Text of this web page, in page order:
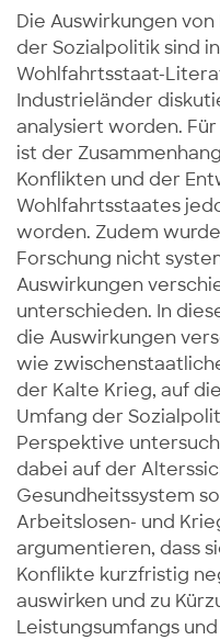
Die Auswirkungen
der Sozialpolitik sind
Wohlfahrtsstaat-
Industrieländer
analysiert worden.
ist der
Konflikten und der
Wohlfahrtsstaates
worden. Zudem
Forschung nicht
Auswirkungen
unterschieden. In
die Auswirkungen
wie
der Kalte Krieg, auf
Umfang der
Perspektive
dabei auf der
Gesundheitssystem
Arbeitslosen- und
argumentieren, dass
Konflikte kurzfristig
auswirken und zu
Leistungsumfangs